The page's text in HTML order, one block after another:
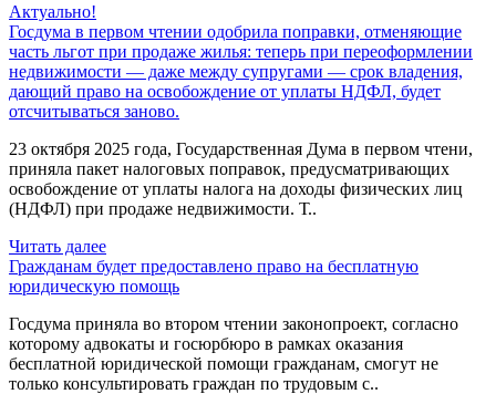
Актуально!
Госдума в первом чтении одобрила поправки, отменяющие
часть льгот при продаже жилья: теперь при переоформлении
недвижимости — даже между супругами — срок владения,
дающий право на освобождение от уплаты НДФЛ, будет
отсчитываться заново.
23 октября 2025 года, Государственная Дума в первом чтени,
приняла пакет налоговых поправок, предусматривающих
освобождение от уплаты налога на доходы физических лиц
(НДФЛ) при продаже недвижимости. Т..
Читать далее
Гражданам будет предоставлено право на бесплатную
юридическую помощь
Госдума приняла во втором чтении законопроект, согласно
которому адвокаты и госюрбюро в рамках оказания
бесплатной юридической помощи гражданам, смогут не
только консультировать граждан по трудовым с..